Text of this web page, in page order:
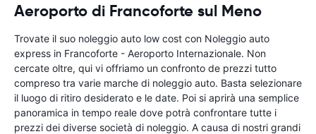
Aeroporto di Francoforte sul Meno
Trovate il suo noleggio auto low cost con Noleggio auto
express in Francoforte - Aeroporto Internazionale. Non
cercate oltre, qui vi offriamo un confronto de prezzi tutto
compreso tra varie marche di noleggio auto. Basta selezionare
il luogo di ritiro desiderato e le date. Poi si aprirà una semplice
panoramica in tempo reale dove potrà confrontare tutte i
prezzi dei diverse società di noleggio. A causa di nostri grandi